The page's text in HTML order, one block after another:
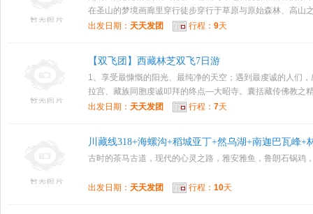
在圣山的梦境画廊里穿行徒步穿行于草原与原始森林、高山
出发日期： 天天发团 行程： 9天
【双飞团】西藏林芝双飞7日游
1、享受最慷慨的阳光、最纯净的天空；遇到最虔诚的人们
拉宫、藏族同胞虔诚叩拜的终点—大昭寺。囊括藏传佛教之
出发日期： 天天发团 行程： 7天
川藏线318+海螺沟+稻城亚丁+然乌湖+南迦巴瓦峰+
古时的茶马古道，现代的心灵之路，雅安雅鱼，鲁朗石锅鸡
出发日期： 天天发团 行程： 10天